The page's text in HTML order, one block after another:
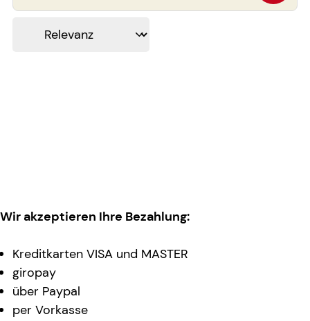
Wir akzeptieren Ihre Bezahlung:
Kreditkarten VISA und MASTER
giropay
über Paypal
per Vorkasse